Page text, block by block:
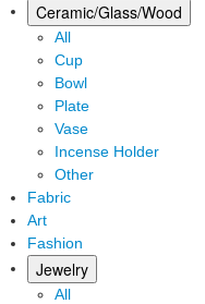
Ceramic/Glass/Wood
All
Cup
Bowl
Plate
Vase
Incense Holder
Other
Fabric
Art
Fashion
Jewelry
All